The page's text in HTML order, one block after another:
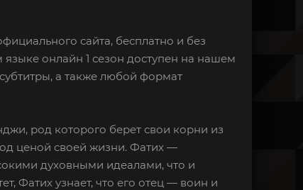
сайта, бесплатно и без
языке онлайн 1 сезон доступен на нашем
а также любой формат
род которого берет свои корни из
ценой своей жизни. Фатих —
духовными идеалами, что и
Фатих узнает, что его отец — воин и